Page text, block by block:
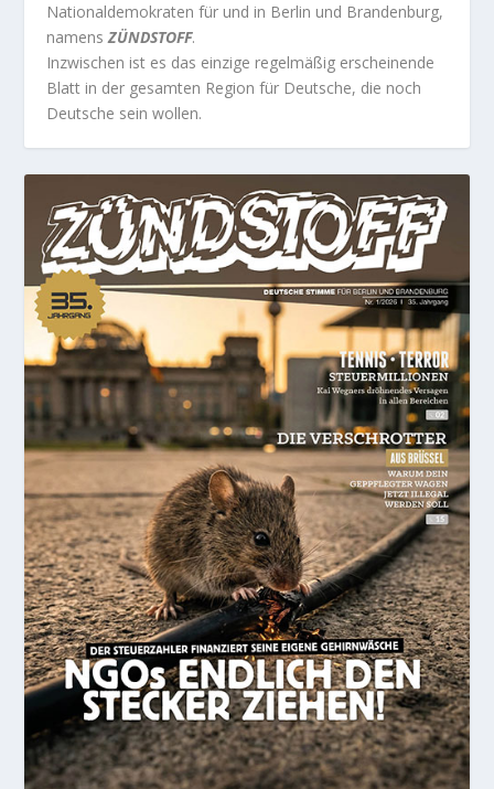
Nationaldemokraten für und in Berlin und Brandenburg,
namensZÜNDSTOFF.
Inzwischen ist es das einzige regelmäßig erscheinende
Blatt in der gesamten Region für Deutsche, die noch
Deutsche sein wollen.